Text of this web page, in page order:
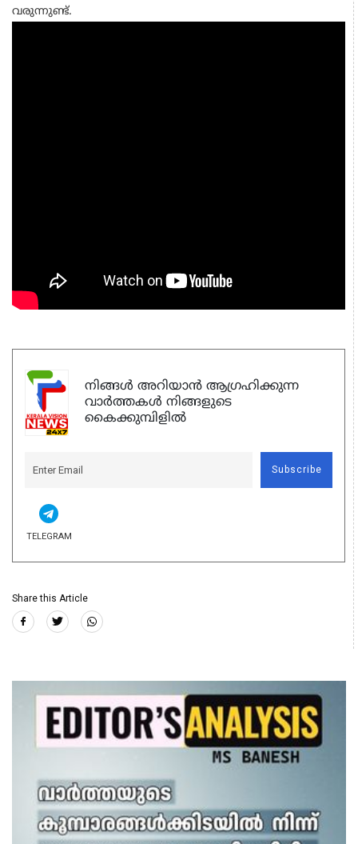
വരുന്നുണ്ട്.
നിങ്ങൾ അറിയാൻ ആഗ്രഹിക്കുന്ന
വാർത്തകൾ നിങ്ങളുടെ
കൈക്കുമ്പിളിൽ
Subscribe
TELEGRAM
Share this Article